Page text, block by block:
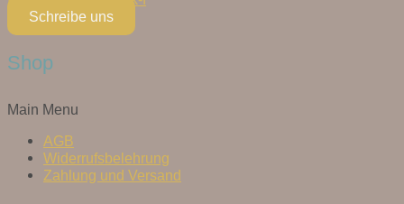
Schreibe uns
Shop
Main Menu
AGB
Widerrufsbelehrung
Zahlung und Versand